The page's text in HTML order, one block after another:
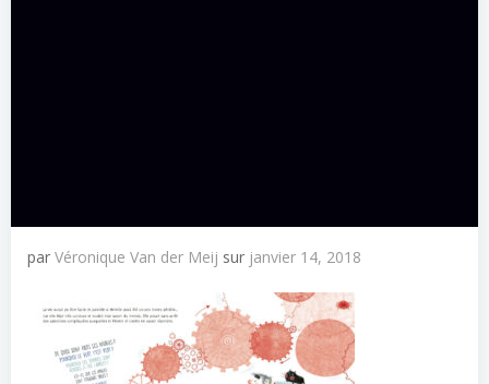
par Véronique Van der Meij sur janvier 14, 2018